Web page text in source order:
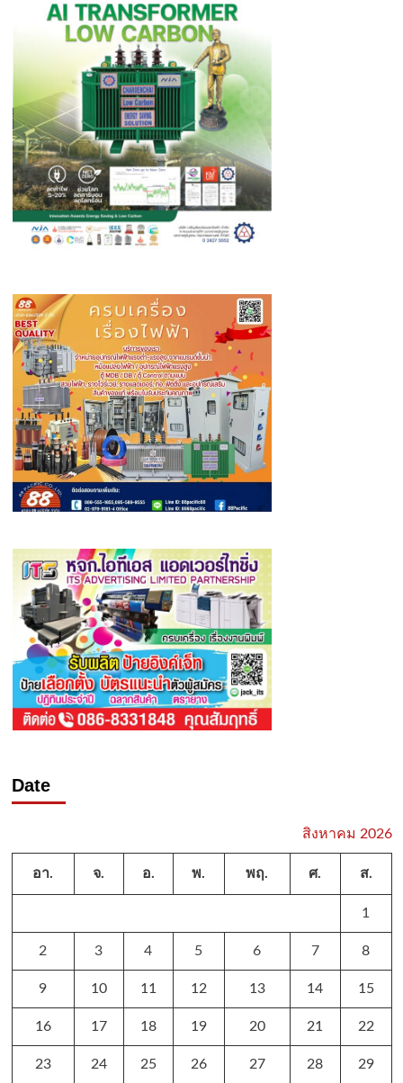
Date
สิงหาคม 2026
อา. จ. อ. พ. พฤ. ศ. ส.
1
2 3 4 5 6 7 8
9 10 11 12 13 14 15
16 17 18 19 20 21 22
23 24 25 26 27 28 29